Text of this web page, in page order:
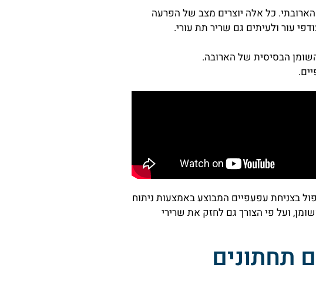
כל אלה יוצרים מצב של הפרעה
עור ולעיתים גם שריר תת עורי.
הבסיסית של הארובה.
בצניחת עפעפיים המבוצע באמצעות ניתוח
ועל פי הצורך גם לחזק את שרירי
תחתונים